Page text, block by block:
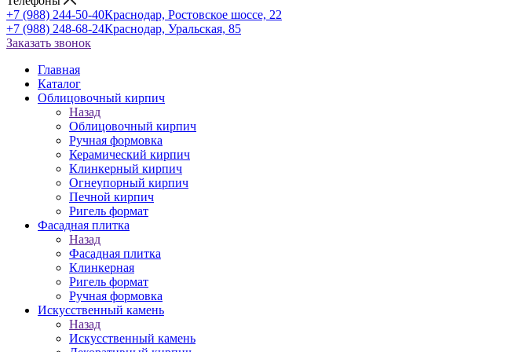
+7 (988) 244-50-40Краснодар, Ростовское шоссе, 22
+7 (988) 248-68-24Краснодар, Уральская, 85
Заказать звонок
Главная
Каталог
Облицовочный кирпич
Назад
Облицовочный кирпич
Ручная формовка
Керамический кирпич
Клинкерный кирпич
Огнеупорный кирпич
Печной кирпич
Ригель формат
Фасадная плитка
Назад
Фасадная плитка
Клинкерная
Ригель формат
Ручная формовка
Искусственный камень
Назад
Искусственный камень